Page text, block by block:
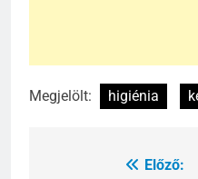
Megjelölt: higiénia
BejegyzésElőző: